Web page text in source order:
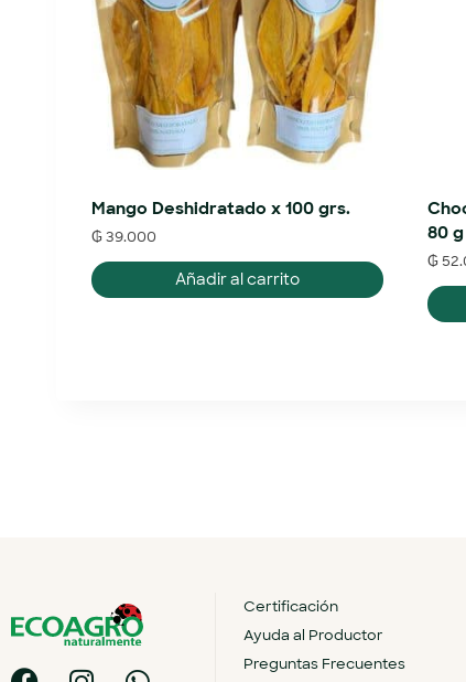
Mango Deshidratado x 100 grs.
₲39.000
Añadir al carrito
80
₲
Certificación
Ayuda al Productor
Preguntas Frecuentes